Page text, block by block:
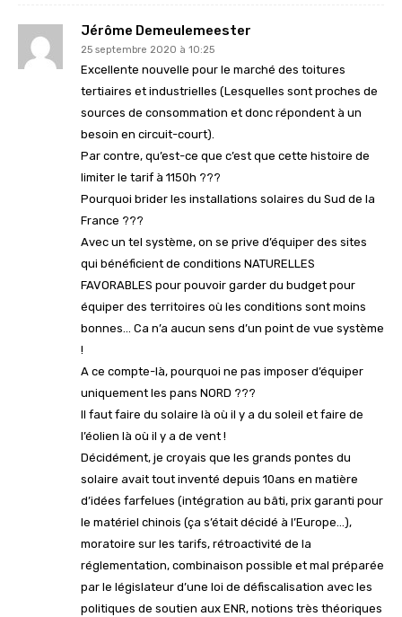
Jérôme Demeulemeester
25 septembre 2020 à 10:25
Excellente nouvelle pour le marché des toitures
tertiaires et industrielles (Lesquelles sont proches de
sources de consommation et donc répondent à un
besoin en circuit-court).
Par contre, qu’est-ce que c’est que cette histoire de
limiter le tarif à 1150h ???
Pourquoi brider les installations solaires du Sud de la
France ???
Avec un tel système, on se prive d’équiper des sites
qui bénéficient de conditions NATURELLES
FAVORABLES pour pouvoir garder du budget pour
équiper des territoires où les conditions sont moins
bonnes… Ca n’a aucun sens d’un point de vue système
!
A ce compte-là, pourquoi ne pas imposer d’équiper
uniquement les pans NORD ???
Il faut faire du solaire là où il y a du soleil et faire de
l’éolien là où il y a de vent !
Décidément, je croyais que les grands pontes du
solaire avait tout inventé depuis 10ans en matière
d’idées farfelues (intégration au bâti, prix garanti pour
le matériel chinois (ça s’était décidé à l’Europe…),
moratoire sur les tarifs, rétroactivité de la
réglementation, combinaison possible et mal préparée
par le législateur d’une loi de défiscalisation avec les
politiques de soutien aux ENR, notions très théoriques